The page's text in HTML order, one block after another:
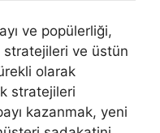
ve popülerliği,
stratejileri ve üstün
olarak
stratejileri
kazanmak, yeni